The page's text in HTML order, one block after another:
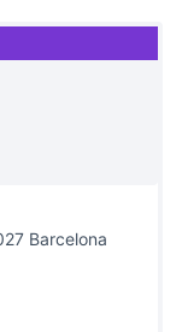
Barcelona